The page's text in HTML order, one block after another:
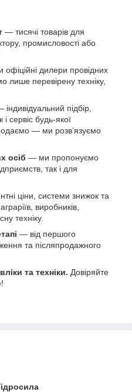
— тисячі товарів для
промисловості або
дилери провідних
лише перевірену техніку,
індивідуальний підбір,
і сервіс будь-якої
— ми розв’язуємо
осіб — ми пропонуємо
так і для
ціни, системи знижок та
виробників,
техніку.
— від першого
та післяпродажного
та техніки. Довіряйте